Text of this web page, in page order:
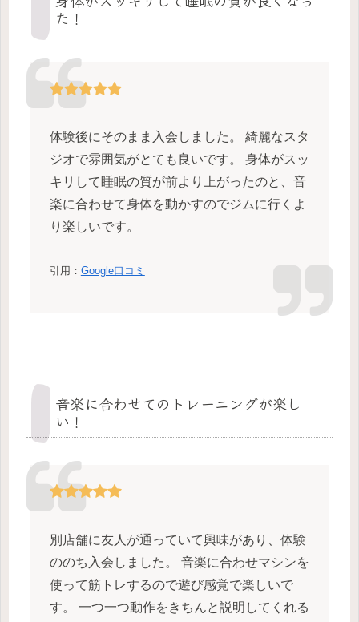
た！
体験後にそのまま入会しました。 綺麗なスタ
ジオで雰囲気がとても良いです。 身体がスッ
キリして睡眠の質が前より上がったのと、音
楽に合わせて身体を動かすのでジムに行くよ
り楽しいです。
引用： Google口コミ
音楽に合わせてのトレーニングが楽し
い！
別店舗に友人が通っていて興味があり、体験
ののち入会しました。 音楽に合わせマシンを
使って筋トレするので遊び感覚で楽しいで
す。 一つ一つ動作をきちんと説明してくれる